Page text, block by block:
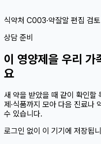
식약처 C003·약잘알 편집 검토
상담 준비
이 영양제 을 우리 가
요
새 약을 받았을 때 같이 확인할
제·식품까지 모아 다음 진료나
수 있습니다.
로그인 없이 이 기기에 저장됩